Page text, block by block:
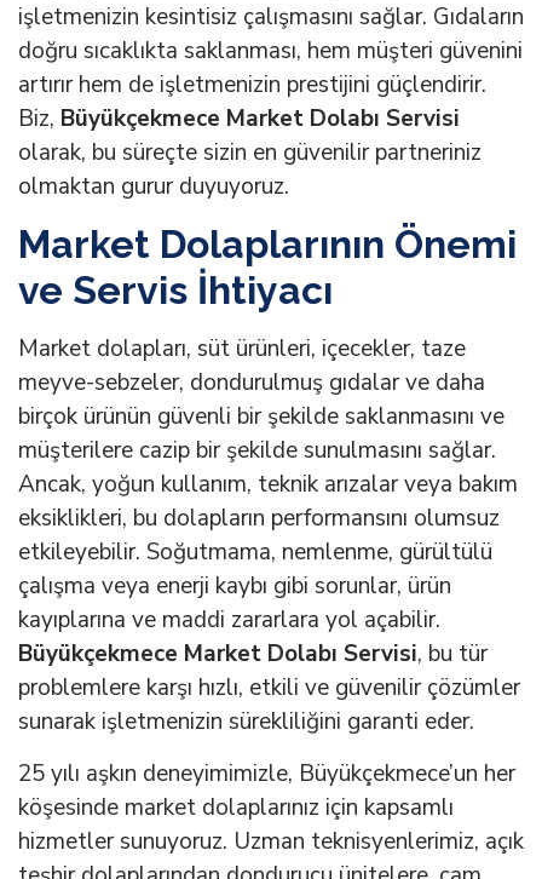
işletmenizin kesintisiz çalışmasını sağlar. Gıdaların
doğru sıcaklıkta saklanması, hem müşteri güvenini
artırır hem de işletmenizin prestijini güçlendirir.
Biz, Büyükçekmece Market Dolabı Servisi
olarak, bu süreçte sizin en güvenilir partneriniz
olmaktan gurur duyuyoruz.
Market Dolaplarının Önemi
ve Servis İhtiyacı
Market dolapları, süt ürünleri, içecekler, taze
meyve-sebzeler, dondurulmuş gıdalar ve daha
birçok ürünün güvenli bir şekilde saklanmasını ve
müşterilere cazip bir şekilde sunulmasını sağlar.
Ancak, yoğun kullanım, teknik arızalar veya bakım
eksiklikleri, bu dolapların performansını olumsuz
etkileyebilir. Soğutmama, nemlenme, gürültülü
çalışma veya enerji kaybı gibi sorunlar, ürün
kayıplarına ve maddi zararlara yol açabilir.
Büyükçekmece Market Dolabı Servisi, bu tür
problemlere karşı hızlı, etkili ve güvenilir çözümler
sunarak işletmenizin sürekliliğini garanti eder.
25 yılı aşkın deneyimimizle, Büyükçekmece’un her
köşesinde market dolaplarınız için kapsamlı
hizmetler sunuyoruz. Uzman teknisyenlerimiz, açık